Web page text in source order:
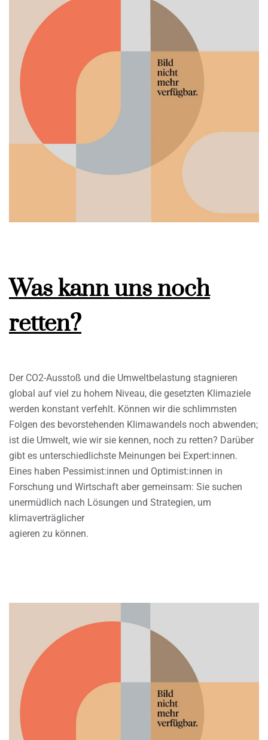
Was kann uns noch
retten?
Der CO2-Ausstoß und die Umweltbelastung stagnieren
global auf viel zu hohem Niveau, die gesetzten Klimaziele
werden konstant verfehlt. Können wir die schlimmsten
Folgen des bevorstehenden Klimawandels noch abwenden;
ist die Umwelt, wie wir sie kennen, noch zu retten? Darüber
gibt es unterschiedlichste Meinungen bei Expert:innen.
Eines haben Pessimist:innen und Optimist:innen in
Forschung und Wirtschaft aber gemeinsam: Sie suchen
unermüdlich nach Lösungen und Strategien, um
klimaverträglicher
agieren zu können.